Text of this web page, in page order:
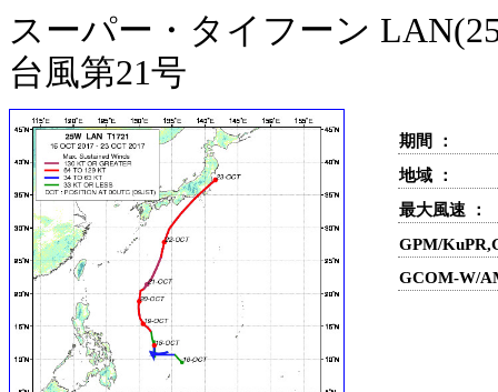
スーパー・タイフーン
台風第21号
期間 ：
地域 ：
最大風速 ：
GPM/
GCOM-W/